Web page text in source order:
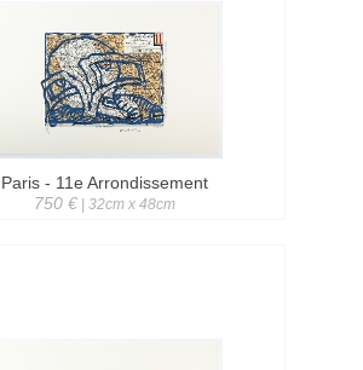
Paris - 11e Arrondissement
750 €| 32cm x 48cm